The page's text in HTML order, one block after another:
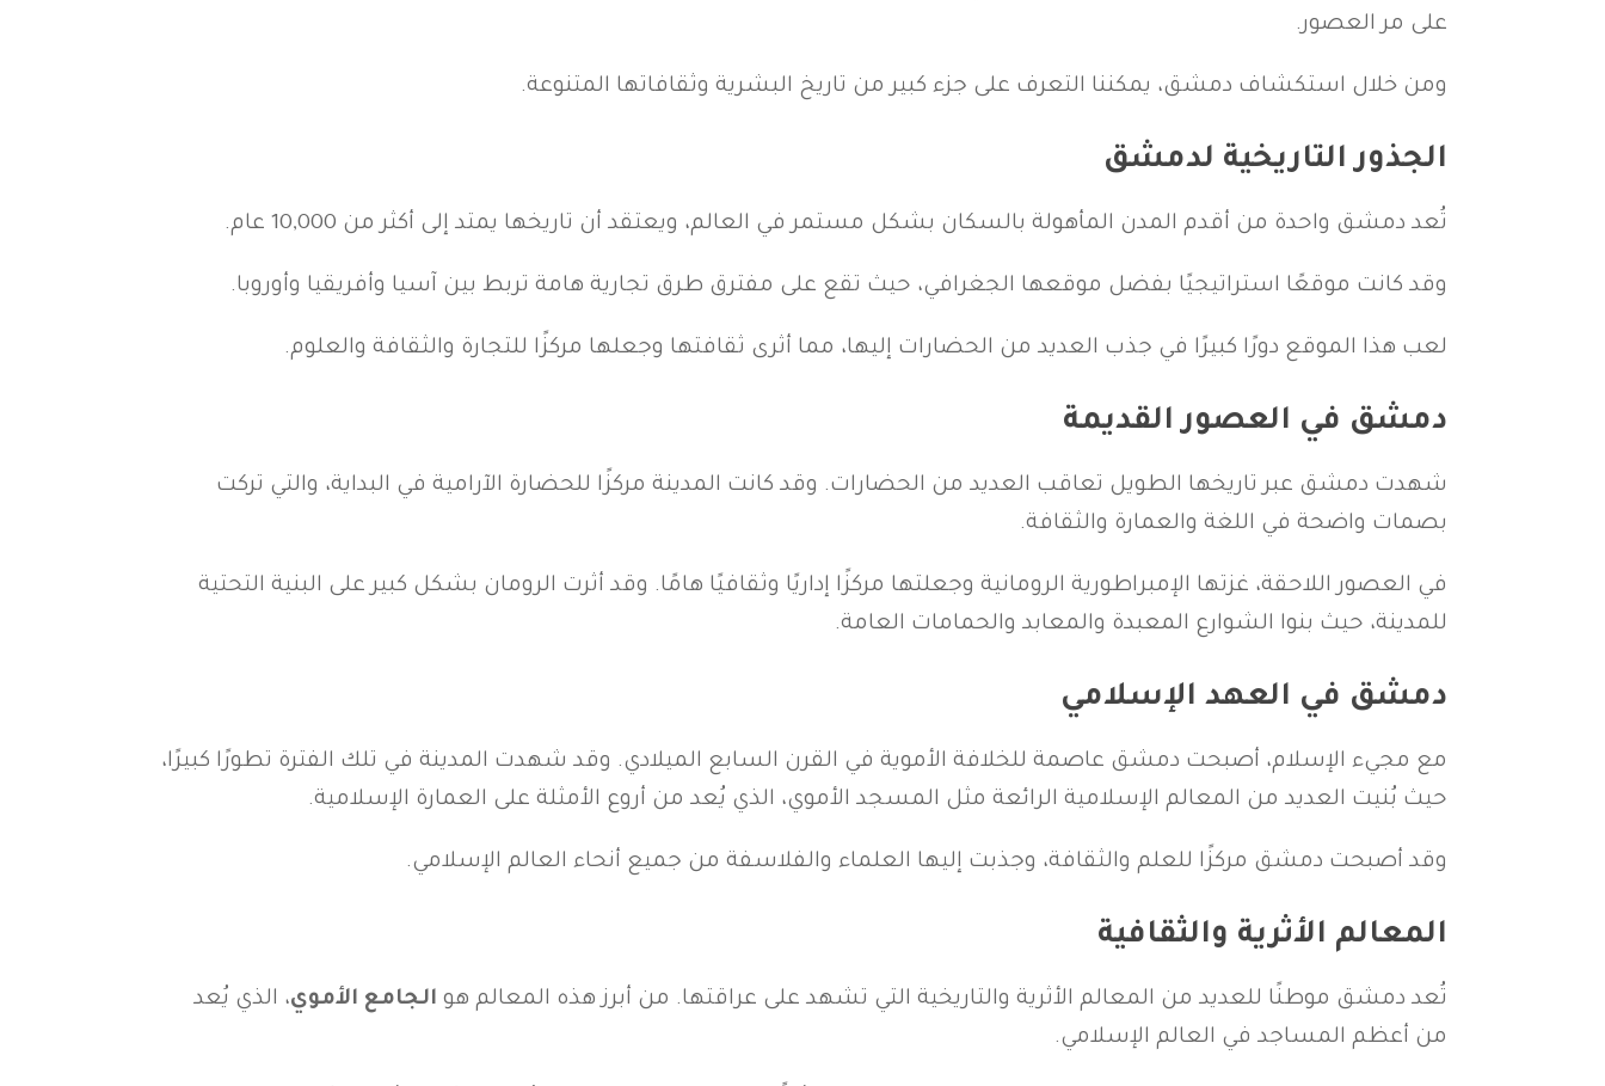
على مر العصور.
ومن خلال استكشاف دمشق، يمكننا التعرف على جزء كبير من تاريخ البشرية وثقافاتها المتنوعة.
الجذور التاريخية لدمشق
تُعد دمشق واحدة من أقدم المدن المأهولة بالسكان بشكل مستمر في العالم، ويعتقد أن تاريخها يمتد إلى أكثر من 10,000 عام.
وقد كانت موقعًا استراتيجيًا بفضل موقعها الجغرافي، حيث تقع على مفترق طرق تجارية هامة تربط بين آسيا وأفريقيا وأوروبا.
لعب هذا الموقع دورًا كبيرًا في جذب العديد من الحضارات إليها، مما أثرى ثقافتها وجعلها مركزًا للتجارة والثقافة والعلوم.
دمشق في العصور القديمة
شهدت دمشق عبر تاريخها الطويل تعاقب العديد من الحضارات. وقد كانت المدينة مركزًا للحضارة الآرامية في البداية، والتي تركت
بصمات واضحة في اللغة والعمارة والثقافة.
في العصور اللاحقة، غزتها الإمبراطورية الرومانية وجعلتها مركزًا إداريًا وثقافيًا هامًا. وقد أثرت الرومان بشكل كبير على البنية التحتية
للمدينة، حيث بنوا الشوارع المعبدة والمعابد والحمامات العامة.
دمشق في العهد الإسلامي
مع مجيء الإسلام، أصبحت دمشق عاصمة للخلافة الأموية في القرن السابع الميلادي. وقد شهدت المدينة في تلك الفترة تطورًا كبيرًا،
حيث بُنيت العديد من المعالم الإسلامية الرائعة مثل المسجد الأموي، الذي يُعد من أروع الأمثلة على العمارة الإسلامية.
وقد أصبحت دمشق مركزًا للعلم والثقافة، وجذبت إليها العلماء والفلاسفة من جميع أنحاء العالم الإسلامي.
المعالم الأثرية والثقافية
تُعد دمشق موطنًا للعديد من المعالم الأثرية والتاريخية التي تشهد على عراقتها. من أبرز هذه المعالم هو الجامع الأموي، الذي يُعد
من أعظم المساجد في العالم الإسلامي.